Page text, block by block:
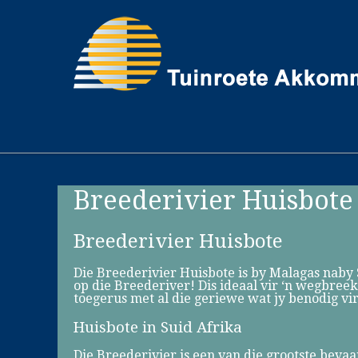
Breederivier Huisbote
Breederivier Huisbote
Die Breederivier Huisbote is by Malagas
op die Breederiver! Dis ideaal vir ‘n
toegerus met al die geriewe wat jy benodig
Huisbote in Suid Afrika